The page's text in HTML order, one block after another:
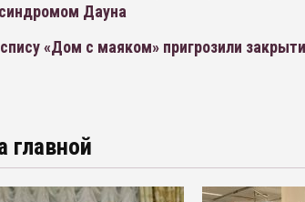
Дауна
«Дом с маяком» пригрозили
главной